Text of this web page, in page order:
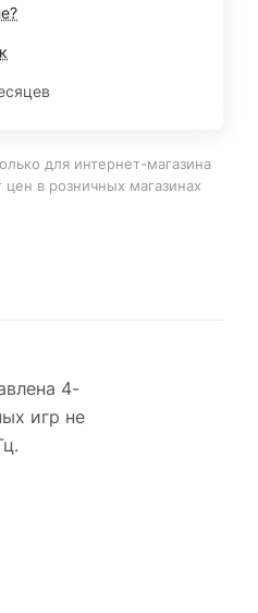
для интернет-магазина
цен в розничных магазинах
4-
игр не